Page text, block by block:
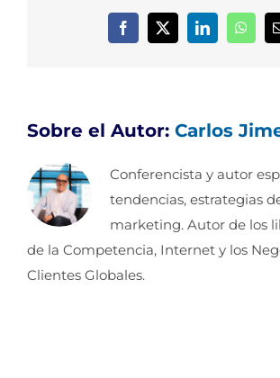
Facebook
X LinkedIn
Sobre el Autor: Carlos
Conferencista y autor
tendencias, estrategias
marketing. Autor de los
de la Competencia, Internet y los
Clientes Globales.